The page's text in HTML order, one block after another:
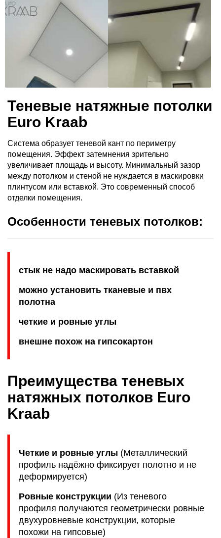
Теневые натяжные потолки
Euro Kraab
Система образует теневой кант по периметру
помещения. Эффект затемнения зрительно
увеличивает площадь и высоту. Минимальный зазор
между потолком и стеной не нуждается в маскировки
плинтусом или вставкой. Это современный способ
отделки помещения.
Особенности теневых потолков:
стык не надо маскировать вставкой
можно установить тканевые и пвх
полотна
четкие и ровные углы
внешне похож на гипсокартон
Преимущества теневых
натяжных потолков Euro
Kraab
Четкие и ровные углы(Металлический
профиль надёжно фиксирует полотно и не
деформируется)
Ровные конструкции (Из теневого
профиля получаются геометрически ровные
двухуровневые конструкции, которые
похожи на гипсовые)